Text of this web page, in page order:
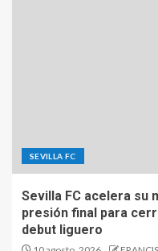
SEVILLA FC
Sevilla FC acelera su
presión final para
debut liguero